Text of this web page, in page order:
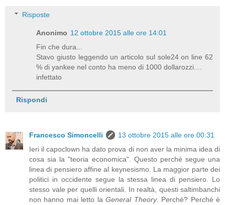
Risposte
Anonimo 12 ottobre 2015 alle ore 14:01
Fin che dura...
Stavo giusto leggendo un articolo sul sole24 on line 62
% di yankee nel conto ha meno di 1000 dollarozzi....
infettato
Rispondi
Francesco Simoncelli
13 ottobre 2015 alle ore 00:31
Ieri il capoclown ha dato prova di non aver la minima idea di
cosa sia la "teoria economica". Questo perché segue una
linea di pensiero affine al keynesismo. La maggior parte dei
politici in occidente segue la stessa linea di pensiero. Lo
stesso vale per quelli orientali. In realtà, questi saltimbanchi
non hanno mai letto laGeneral Theory. Perché? Perché è